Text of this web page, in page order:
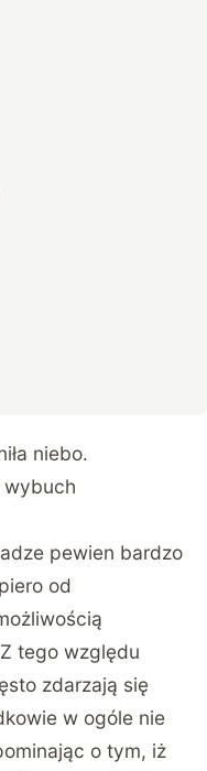
niebo.
wybuch
pewien bardzo
od
tego względu
zdarzają się
w ogóle nie
o tym, iż